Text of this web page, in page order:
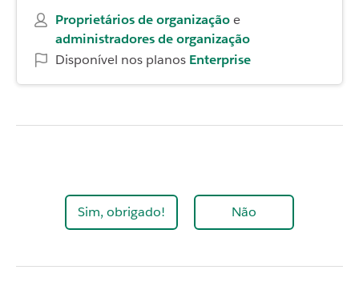
Proprietários de organizaçãoe
administradores de organização
Disponível nos planos Enterprise
Sim, obrigado! Não